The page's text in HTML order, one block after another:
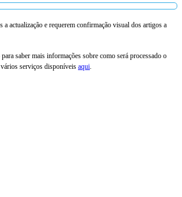
a actualização e requerem confirmação visual dos artigos a
saber mais informações sobre como será processado o
serviços disponíveis aqui.